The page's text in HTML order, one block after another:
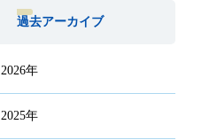
過去アーカイブ
2026年
2025年